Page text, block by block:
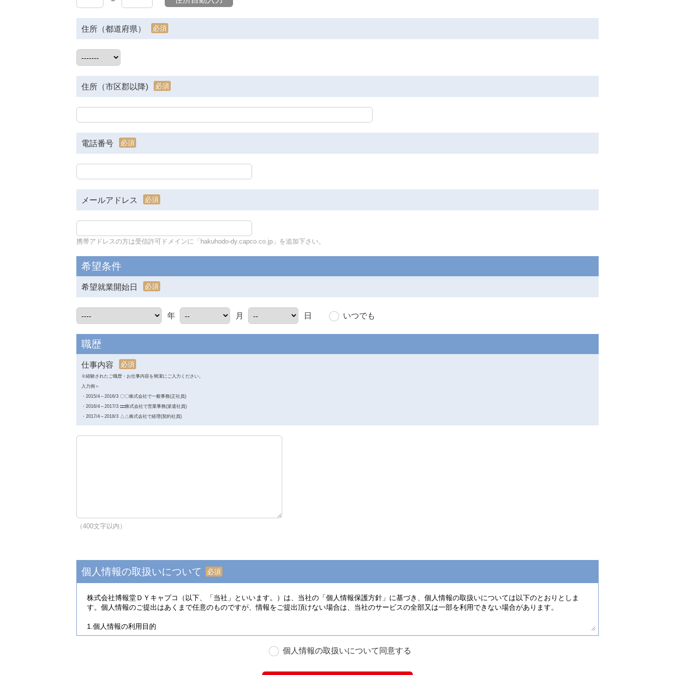
住所（都道府県） 必須
住所（市区郡以降) 必須
電話番号 必須
メールアドレス 必須
携帯アドレスの方は受信許可ドメインに「hakuhodo-dy.capco.co.jp」を追加下さい。
希望条件
希望就業開始日 必須
年 月 日 いつでも
職歴
仕事内容 必須
※経験されたご職歴・お仕事内容を簡潔にご入力ください。
入力例＞
・2015/4～2016/3 〇〇株式会社で一般事務(正社員)
・2016/4～2017/3 □□株式会社で営業事務(派遣社員)
・2017/4～2018/3 △△株式会社で経理(契約社員)
（400文字以内）
個人情報の取扱いについて 必須
個人情報の取扱いについて同意する